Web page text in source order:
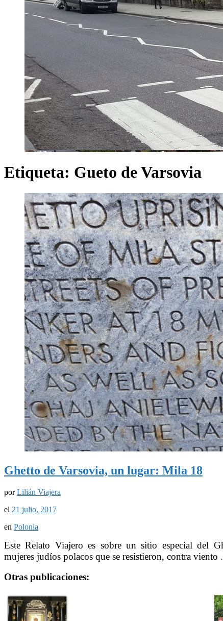
Etiqueta: Gueto de Varsovia
Ghetto de Varsovia, un lugar: Mila 18
porLilián Viajera
el 21 julio, 2017
en Polonia
Este Relato Viajero es sobre un sitio especial del
mujeres judíos polacos que se resistieron, contra viento
Otras publicaciones: